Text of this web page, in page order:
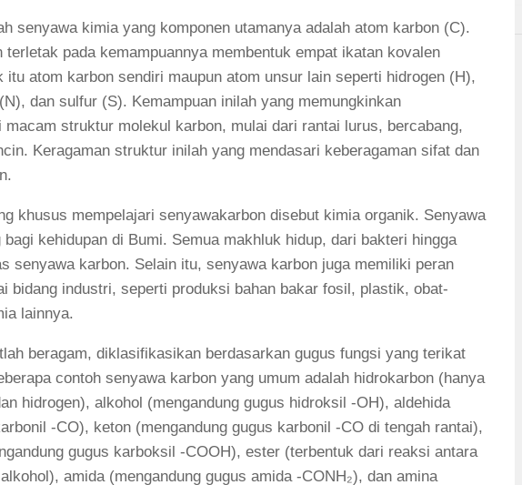
senyawa kimia yang komponen utamanya adalah atom karbon (C).
terletak pada kemampuannya membentuk empat ikatan kovalen
itu atom karbon sendiri maupun atom unsur lain seperti hidrogen (H),
dan sulfur (S). Kemampuan inilah yang memungkinkan
macam struktur molekul karbon, mulai dari rantai lurus, bercabang,
Keragaman struktur inilah yang mendasari keberagaman sifat dan
khusus mempelajari senyawakarbon disebut kimia organik. Senyawa
kehidupan di Bumi. Semua makhluk hidup, dari bakteri hingga
senyawa karbon. Selain itu, senyawa karbon juga memiliki peran
bidang industri, seperti produksi bahan bakar fosil, plastik, obat-
lainnya.
beragam, diklasifikasikan berdasarkan gugus fungsi yang terikat
contoh senyawa karbon yang umum adalah hidrokarbon (hanya
hidrogen), alkohol (mengandung gugus hidroksil -OH), aldehida
-CO), keton (mengandung gugus karbonil -CO di tengah rantai),
gugus karboksil -COOH), ester (terbentuk dari reaksi antara
amida (mengandung gugus amida -CONH₂), dan amina